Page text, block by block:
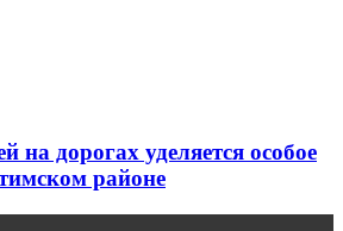
на дорогах уделяется особое
районе